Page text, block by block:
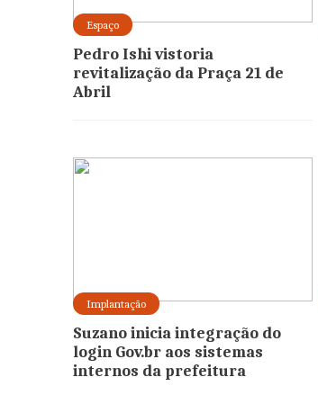
Espaço
Pedro Ishi vistoria
revitalização da Praça 21 de
Abril
Implantação
Suzano inicia integração do
login Gov.br aos sistemas
internos da prefeitura